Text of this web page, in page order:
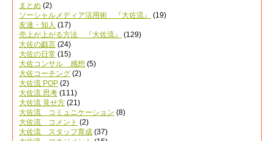
まとめ (2)
ソーシャルメディア活用術 『大佐流』
(19)
友達・知人 (17)
売上が上がる方法 『大佐流』
(129)
大佐の戯言 (24)
大佐の日常 (15)
大佐コンサル 感想 (5)
大佐コーチング (2)
大佐流 POP (2)
大佐流 思考 (111)
大佐流 見せ方 (21)
大佐流 コミュニケーション (8)
大佐流 コメント (2)
大佐流 スタッフ育成 (37)